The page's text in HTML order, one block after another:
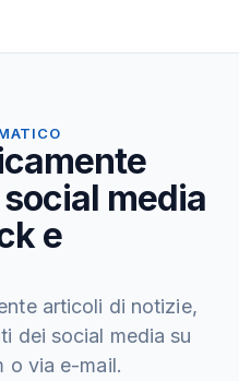
media
e
articoli di notizie,
dei social media su
o via e-mail.